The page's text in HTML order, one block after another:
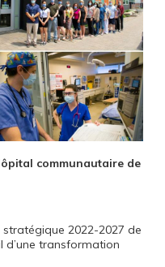
communautaire de
2022-2027 de
d’une transformation